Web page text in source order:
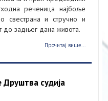
реченица најбоље
свестрана и стручно и
до задњег дана живота.
Прочитај више...
Друштва судија